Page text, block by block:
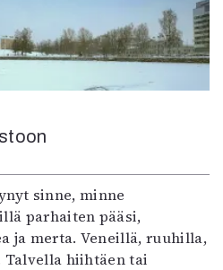
sinne, minne
parhaiten pääsi,
ja merta. Veneillä, ruuhilla,
hiihtäen tai